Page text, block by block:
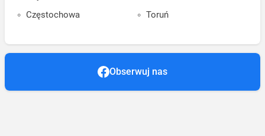
Częstochowa
Toruń
Obserwuj nas